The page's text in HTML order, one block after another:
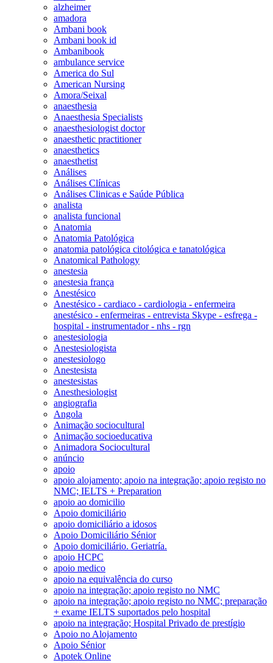
alzheimer
amadora
Ambani book
Ambani book id
Ambanibook
ambulance service
America do Sul
American Nursing
Amora/Seixal
anaesthesia
Anaesthesia Specialists
anaesthesiologist doctor
anaesthetic practitioner
anaesthetics
anaesthetist
Análises
Análises Clínicas
Análises Clinicas e Saúde Pública
analista
analista funcional
Anatomia
Anatomia Patológica
anatomia patológica citológica e tanatológica
Anatomical Pathology
anestesia
anestesia frança
Anestésico
Anestésico - cardiaco - cardiologia - enfermeira
anestésico - enfermeiras - entrevista Skype - esfrega -
hospital - instrumentador - nhs - rgn
anestesiologia
Anestesiologista
anestesiologo
Anestesista
anestesistas
Anesthesiologist
angiografia
Angola
Animação sociocultural
Animação socioeducativa
Animadora Sociocultural
anúncio
apoio
apoio alojamento; apoio na integração; apoio registo no
NMC; IELTS + Preparation
apoio ao domicilio
Apoio domiciliário
apoio domiciliário a idosos
Apoio Domiciliário Sénior
Apoio domiciliário. Geriatría.
apoio HCPC
apoio medico
apoio na equivalência do curso
apoio na integração; apoio registo no NMC
apoio na integração; apoio registo no NMC; preparação
+ exame IELTS suportados pelo hospital
apoio na integração; Hospital Privado de prestígio
Apoio no Alojamento
Apoio Sénior
Apotek Online